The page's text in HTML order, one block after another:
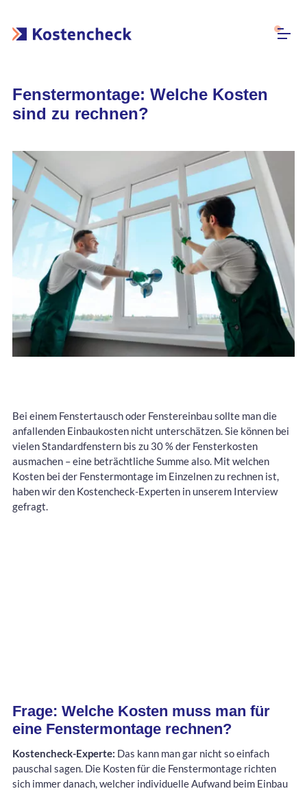
Fenstermontage: Welche Kosten
sind zu rechnen?
Bei einem Fenstertausch oder Fenstereinbau sollte man die
anfallenden Einbaukosten nicht unterschätzen. Sie können bei
vielen Standardfenstern bis zu 30 % der Fensterkosten
ausmachen – eine beträchtliche Summe also. Mit welchen
Kosten bei der Fenstermontage im Einzelnen zu rechnen ist,
haben wir den Kostencheck-Experten in unserem Interview
gefragt.
Frage: Welche Kosten muss man für
eine Fenstermontage rechnen?
Kostencheck-Experte: Das kann man gar nicht so einfach
pauschal sagen. Die Kosten für die Fenstermontage richten
sich immer danach, welcher individuelle Aufwand beim Einbau